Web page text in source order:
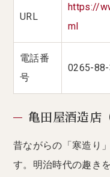
URL
https://
ml
電話番
号
0265-
亀田屋酒造店
昔ながらの「寒造り
す。明治時代の趣き